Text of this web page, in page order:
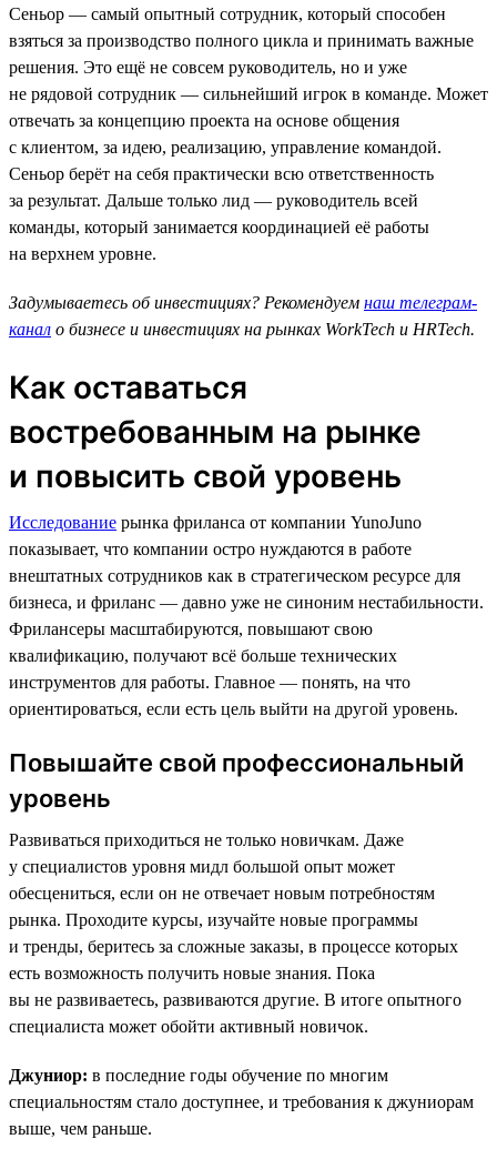
Сеньор — самый опытный сотрудник, который способен
взяться за производство полного цикла и принимать важные
решения. Это ещё не совсем руководитель, но и уже
не рядовой сотрудник — сильнейший игрок в команде. Может
отвечать за концепцию проекта на основе общения
с клиентом, за идею, реализацию, управление командой.
Сеньор берёт на себя практически всю ответственность
за результат. Дальше только лид — руководитель всей
команды, который занимается координацией её работы
на верхнем уровне.
Задумываетесь об инвестициях? Рекомендуем наш телеграм-
канал о бизнесе и инвестициях на рынках WorkTech и HRTech.
Как оставаться
востребованным на рынке
и повысить свой уровень
Исследование рынка фриланса от компании YunoJuno
показывает, что компании остро нуждаются в работе
внештатных сотрудников как в стратегическом ресурсе для
бизнеса, и фриланс — давно уже не синоним нестабильности.
Фрилансеры масштабируются, повышают свою
квалификацию, получают всё больше технических
инструментов для работы. Главное — понять, на что
ориентироваться, если есть цель выйти на другой уровень.
Повышайте свой профессиональный
уровень
Развиваться приходиться не только новичкам. Даже
у специалистов уровня мидл большой опыт может
обесцениться, если он не отвечает новым потребностям
рынка. Проходите курсы, изучайте новые программы
и тренды, беритесь за сложные заказы, в процессе которых
есть возможность получить новые знания. Пока
вы не развиваетесь, развиваются другие. В итоге опытного
специалиста может обойти активный новичок.
Джуниор: в последние годы обучение по многим
специальностям стало доступнее, и требования к джуниорам
выше, чем раньше.